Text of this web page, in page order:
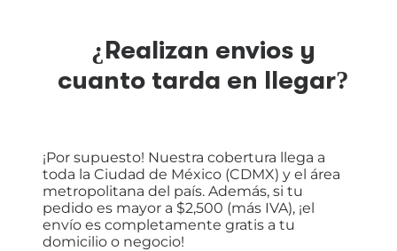
¿Realizan envios y
cuanto tarda en llegar?
¡Por supuesto! Nuestra cobertura llega a
toda la Ciudad de México (CDMX) y el área
metropolitana del país. Además, si tu
pedido es mayor a $2,500 (más IVA), ¡el
envío es completamente gratis a tu
domicilio o negocio!